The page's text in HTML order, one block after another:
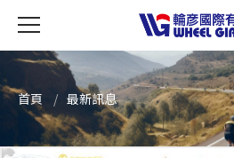
首頁 最新訊息